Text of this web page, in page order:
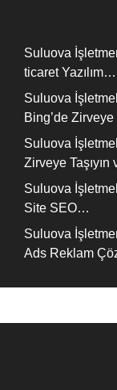
Suluova
ticaret Yazılım…
Suluova
Bing’de Zirveye
Suluova
Zirveye
Suluova
Site SEO…
Suluova
Ads Reklam